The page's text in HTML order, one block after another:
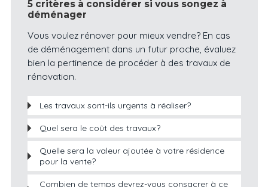
5 critères à considérer si vous songez à
déménager
Vous voulez rénover pour mieux vendre? En cas
de déménagement dans un futur proche, évaluez
bien la pertinence de procéder à des travaux de
rénovation.
Les travaux sont-ils urgents à réaliser?
Quel sera le coût des travaux?
Quelle sera la valeur ajoutée à votre résidence
pour la vente?
Combien de temps devrez-vous consacrer à ce